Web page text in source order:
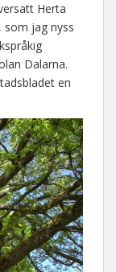
Herta
som jag nyss
Dalarna.
en